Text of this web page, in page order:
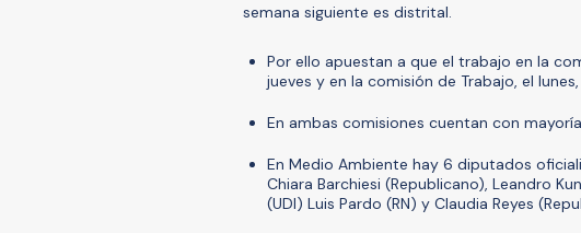
semana siguiente es distrital.
Por ello apuestan a que el trabajo en la
jueves y en la comisión de Trabajo, el
En ambas comisiones cuentan con
En Medio Ambiente hay 6 diputados
Chiara Barchiesi (Republicano), Leandro
(UDI) Luis Pardo (RN) y Claudia Reyes